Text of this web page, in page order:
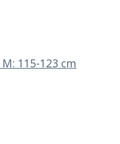
115-123 cm